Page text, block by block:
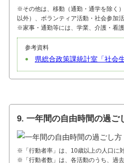
※その他は、移動（通勤・通学を除く
以外）、ボランティア活動・社会参加
※家事・通勤等には、学業、介護・看
参考資料
県総合政策課統計室「社会
9. 一年間の自由時間の過ご
※「行動者率」は、10歳以上の人口に
※「行動者数」は、各活動のうち、過